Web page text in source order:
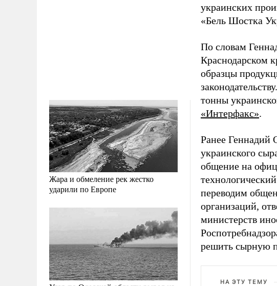
Жара и обмеление рек жестко
ударили по Европе
украинских
«Бель Шостка
По словам
Краснодарском
образцы
тонны
«Интерфакс».
Ранее Геннадий
украинского
общение на
переводим
организаций,
министерств
решить сырную
НА ЭТУ ТЕМУ